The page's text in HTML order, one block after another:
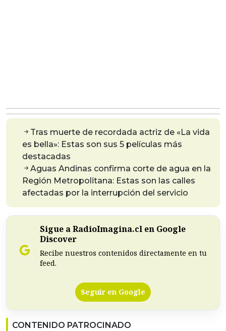
Tras muerte de recordada actriz de «La vida
es bella»: Estas son sus 5 películas más
destacadas
Aguas Andinas confirma corte de agua en la
Región Metropolitana: Estas son las calles
afectadas por la interrupción del servicio
Sigue a RadioImagina.cl en Google
Discover
Recibe nuestros contenidos directamente en tu
feed.
Seguir en Google
CONTENIDO PATROCINADO